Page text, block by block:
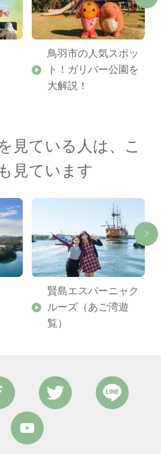
鳥羽市の人気スポッ
ト！ガリバー公園を
大解説！
見ている人は、こ
見ています
賢島エスパーニャク
ルーズ（あご湾遊
覧）